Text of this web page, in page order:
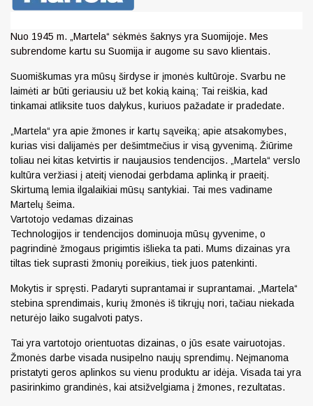
Nuo 1945 m. „Martela“ sėkmės šaknys yra Suomijoje. Mes
subrendome kartu su Suomija ir augome su savo klientais.
Suomiškumas yra mūsų širdyse ir įmonės kultūroje. Svarbu ne
laimėti ar būti geriausiu už bet kokią kainą; Tai reiškia, kad
tinkamai atliksite tuos dalykus, kuriuos pažadate ir pradedate.
„Martela“ yra apie žmones ir kartų sąveiką; apie atsakomybes,
kurias visi dalijamės per dešimtmečius ir visą gyvenimą. Žiūrime
toliau nei kitas ketvirtis ir naujausios tendencijos. „Martela“ verslo
kultūra veržiasi į ateitį vienodai gerbdama aplinką ir praeitį.
Skirtumą lemia ilgalaikiai mūsų santykiai. Tai mes vadiname
Martelų šeima.
Vartotojo vedamas dizainas
Technologijos ir tendencijos dominuoja mūsų gyvenime, o
pagrindinė žmogaus prigimtis išlieka ta pati. Mums dizainas yra
tiltas tiek suprasti žmonių poreikius, tiek juos patenkinti.
Mokytis ir spręsti. Padaryti suprantamai ir suprantamai. „Martela“
stebina sprendimais, kurių žmonės iš tikrųjų nori, tačiau niekada
neturėjo laiko sugalvoti patys.
Tai yra vartotojo orientuotas dizainas, o jūs esate vairuotojas.
Žmonės darbe visada nusipelno naujų sprendimų. Neįmanoma
pristatyti geros aplinkos su vienu produktu ar idėja. Visada tai yra
pasirinkimo grandinės, kai atsižvelgiama į žmones, rezultatas.